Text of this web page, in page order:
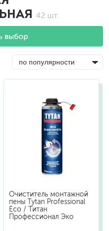
42 шт.
выбор
Очиститель монтажной
пены Tytan Professional
Еco / Титан
Профессионал Эко